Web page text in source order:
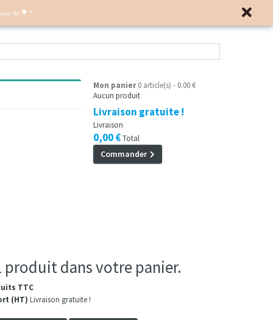
Mon panier 0 article(s) - 0.00 €
Aucun produit
Livraison gratuite !
Livraison
0,00 €Total
Commander
produit dans votre panier.
TTC
(HT) Livraison gratuite !
de ♥ *